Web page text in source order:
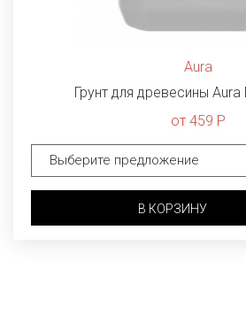
Aura
Грунт для древесины Aura
от 459 Р
В КОРЗИНУ